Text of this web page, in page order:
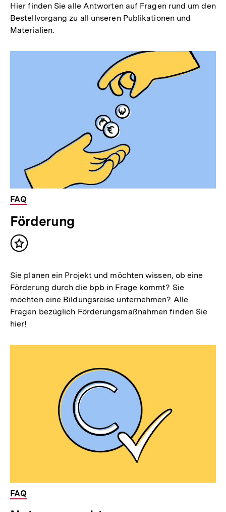
Hier finden Sie alle Antworten auf Fragen rund um den
Bestellvorgang zu all unseren Publikationen und
Materialien.
FAQ
Förderung
Inhalt
Sie planen ein Projekt und möchten wissen, ob eine
Förderung durch die bpb in Frage kommt? Sie
möchten eine Bildungsreise unternehmen? Alle
Fragen bezüglich Förderungsmaßnahmen finden Sie
hier!
FAQ